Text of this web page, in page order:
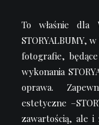
To właśnie dla
STORYALBUMY,
fotografie, będące
wykonania
oprawa.
estetyczne
zawartością, ale i